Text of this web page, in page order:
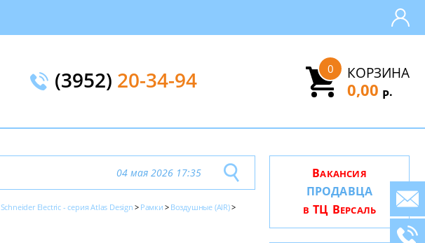
(3952) 20-34-94 КОРЗИНА
0
0,00 Р.
04 мая 2026 17:35
Schneider Electric - серия Atlas Design Рамки
Воздушные (AIR)
ВАКАНСИЯ
ПРОДАВЦА
В ТЦ ВЕРСАЛЬ